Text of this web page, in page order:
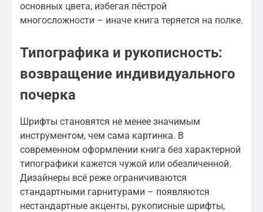
основных цвета, избегая пёстрой
многосложности – иначе книга теряется на полке.
Типографика и рукописность:
возвращение индивидуального
почерка
Шрифты становятся не менее значимым
инструментом, чем сама картинка. В
современном оформлении книга без характерной
типографики кажется чужой или обезличенной.
Дизайнеры всё реже ограничиваются
стандартными гарнитурами – появляются
нестандартные акценты, рукописные шрифты,